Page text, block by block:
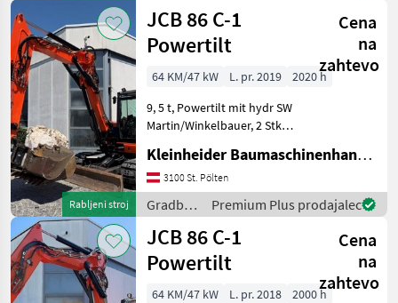
stroji /
JCB
Rabljeni stroj
JCB 86 C-1
Powertilt
Cena
na
zahtevo
64 KM/47 kW L. pr. 2019
2020 h
9, 5 t, Powertilt mit hydr SW
Martin/Winkelbauer, 2 Stk
Böschungslöffel,
Vollverrohrung, Klima,
Eisenketten mit
Gummipads Gradbeni stroji
Mini bage
Kleinheider Baumaschinenhandel GmbH.
3100 St. Pölten
Gradbeni
stroji /
JCB
Premium Plus prodajalec
JCB 86 C-1
Powertilt
Cena
na
zahtevo
64 KM/47 kW L. pr. 2018
2000 h